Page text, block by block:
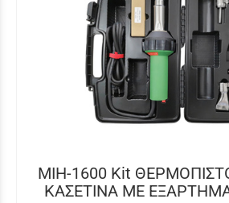
MIH-1600 Kit
ΚΑΣΕΤΙΝΑ ΜΕ